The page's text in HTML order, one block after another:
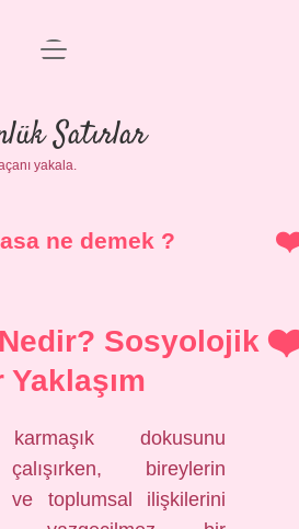
Anasayfa
Politikası
Yasal Uyarı
menüyü
Satırlar
yakala.
ne demek ?
Sosyolojik
Yaklaşım
dokusunu
bireylerin
ve toplumsal ilişkilerini